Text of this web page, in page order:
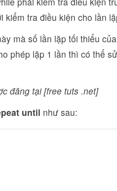
kiểm tra điều kiện cho lần
mà số lần lặp tối thiểu
phép lặp 1 lần thì có thể
đăng tại [free tuts .net]
until như sau: